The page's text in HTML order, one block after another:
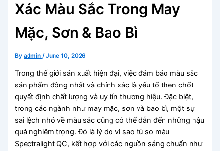
Xác Màu Sắc Trong May
Mặc, Sơn & Bao Bì
Byadmin/June 10, 2026
Trong thế giới sản xuất hiện đại, việc đảm bảo màu sắc
sản phẩm đồng nhất và chính xác là yếu tố then chốt
quyết định chất lượng và uy tín thương hiệu. Đặc biệt,
trong các ngành như may mặc, sơn và bao bì, một sự
sai lệch nhỏ về màu sắc cũng có thể dẫn đến những hậu
quả nghiêm trọng. Đó là lý do vì sao tủ so màu
Spectralight QC, kết hợp với các nguồn sáng chuẩn như